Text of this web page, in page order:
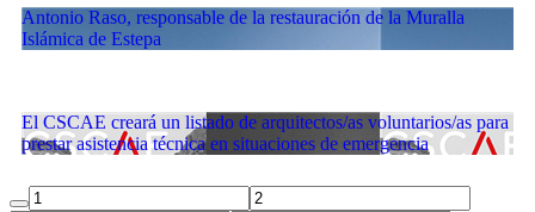
Antonio Raso, responsable de la restauración de la Muralla
Islámica de Estepa
El CSCAE creará un listado de arquitectos/as voluntarios/as para
prestar asistencia técnica en situaciones de emergencia